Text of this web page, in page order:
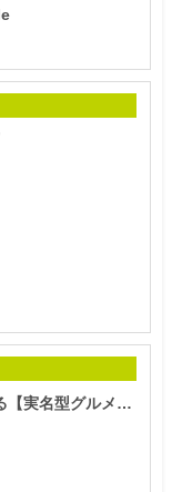
ネット予約でPayPayポイントが貯まる【実名型グルメサービスNo.1のRetty】